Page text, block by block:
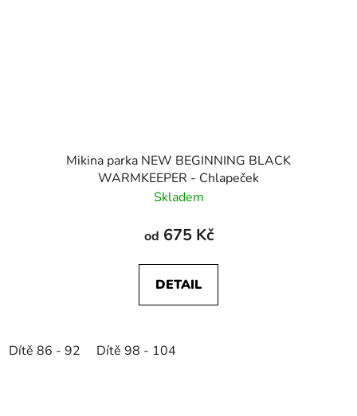
Mikina parka NEW BEGINNING BLACK
WARMKEEPER - Chlapeček
Skladem
od 675 Kč
DETAIL
Dítě 86 - 92 Dítě 98 - 104